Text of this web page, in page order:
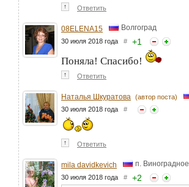
↑ Ответить
08ELENA15 Волгоград
30 июля 2018 года # +1
Поняла! Спасибо!
↑ Ответить
Наталья Шкуратова (автор поста)
30 июля 2018 года #
↑ Ответить
mila davidkevich п. Виноградное
30 июля 2018 года # +2